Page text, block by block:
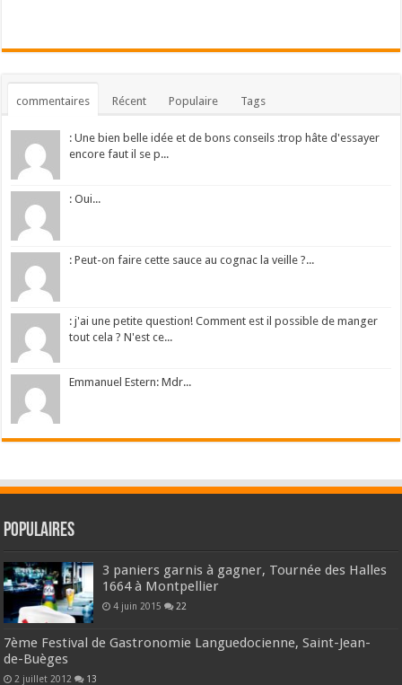
commentaires Récent Populaire Tags
: Une bien belle idée et de bons conseils :trop hâte d'essayer
encore faut il se p...
: Oui...
: Peut-on faire cette sauce au cognac la veille ?...
: j'ai une petite question! Comment est il possible de manger
tout cela ? N'est ce...
Emmanuel Estern: Mdr...
Populaires
3 paniers garnis à gagner, Tournée des Halles
1664 à Montpellier
4 juin 2015 22
7ème Festival de Gastronomie Languedocienne, Saint-Jean-
de-Buèges
2 juillet 2012 13